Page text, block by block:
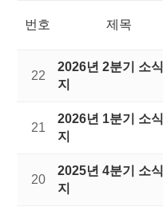
번호 제목
22
2026년 2분기 소식
지
21
2026년 1분기 소식
지
20
2025년 4분기 소식
지